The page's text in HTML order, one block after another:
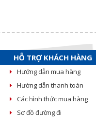
HỖ TRỢ KHÁCH HÀNG
Hướng dẫn mua hàng
Hướng dẫn thanh toán
Các hình thức mua hàng
Sơ đồ đường đi